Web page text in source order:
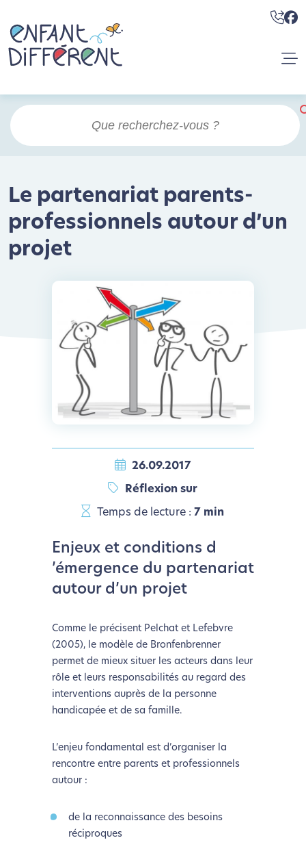
Le partenariat parents-
professionnels autour d’un
projet
26.09.2017
Réflexion sur
Temps de lecture : 7 min
Enjeux et conditions d
’émergence du partenariat
autour d’un projet
Comme le précisent Pelchat et Lefebvre
(2005), le modèle de Bronfenbrenner
permet de mieux situer les acteurs dans leur
rôle et leurs responsabilités au regard des
interventions auprès de la personne
handicapée et de sa famille.
L’enjeu fondamental est d’organiser la
rencontre entre parents et professionnels
autour :
de la reconnaissance des besoins
réciproques